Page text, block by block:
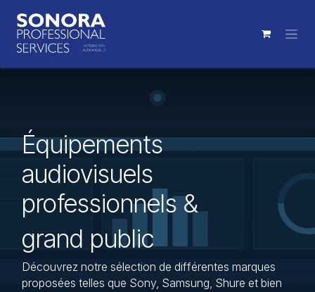
Équipements
audiovisuels
professionnels &
grand public
Découvrez notre sélection de différentes marques
proposées telles que Sony, Samsung, Shure et bien